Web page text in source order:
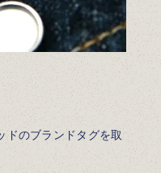
ドのブランドタグを取